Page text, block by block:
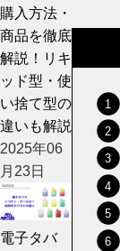
購入方法・
商品を徹底
解説！リキ
ッド型・使
い捨て型の
違いも解説
2025年06
月23日
電子タバ